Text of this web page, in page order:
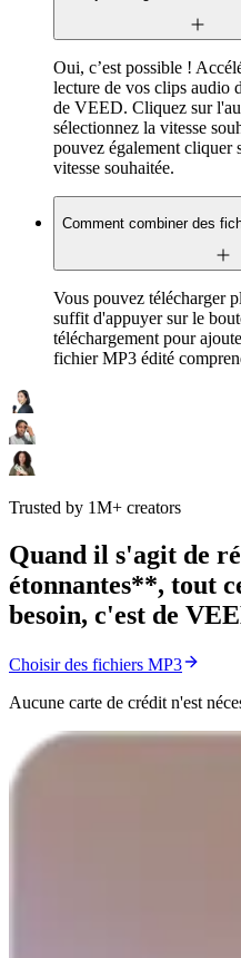
Oui, c’est possible !
lecture de vos clips audio
de VEED. Cliquez sur
sélectionnez la vitesse
pouvez également cliquer
vitesse souhaitée.
Comment combiner des
Vous pouvez télécharger
suffit d'appuyer sur le
téléchargement pour
fichier MP3 édité
Trusted by 1M+ creators
Quand il s'agit de
étonnantes**, tout
besoin, c'est de
Choisir des fichiers MP3
Aucune carte de crédit n'est